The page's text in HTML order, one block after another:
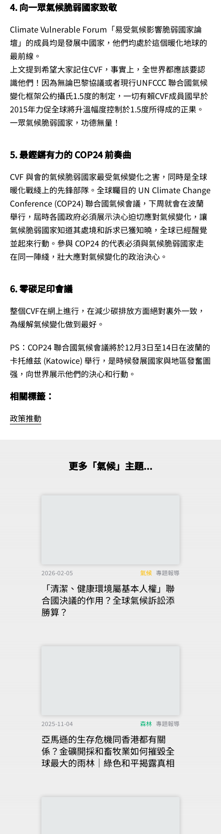
4. 向一眾氣候脆弱國家致敬
Climate Vulnerable Forum「易受氣候影響脆弱國家論
壇」的成員均是發展中國家，他們均處於這個暖化地球的
最前線。
上文提到希望大家記住CVF，事實上，全世界都應該要認
識他們！因為無論巴黎協議或者現行UNFCCC 聯合國氣候
變化框架公約攝氏1.5度的制定，一切有賴CVF成員國早於
2015年力促全球將升溫幅度控制於1.5度所得成的正果。
一眾氣候脆弱國家，功德無量！
5. 最鏗鏘有力的 COP24 前奏曲
CVF 與會的氣候脆弱國家最受氣候變化之害，同時是全球
暖化戰綫上的先鋒部隊。全球矚目的 UN Climate Change
Conference (COP24) 聯合國氣候會議，下周就會在波蘭
舉行，屆時各國政府必須展示決心迫切應對氣候變化，讓
氣候脆弱國家知道其處境和訴求已獲知曉，全球已經醒覺
並起來行動。參與 COP24 的代表必須與氣候脆弱國家走
在同一陣綫，壯大應對氣候變化的政治決心。
6. 零碳足印會議
整個CVF在網上進行，在減少碳排放方面絕對裏外一致，
為緩解氣候變化做到最好。
PS：COP24 聯合國氣候會議將於12月3日至14日在波蘭的
卡托維兹 (Katowice) 舉行，是時候發展國家與地區發奮圖
强，向世界展示他們的決心和行動。
相關標籤：
政策推動
更多「氣候」主題...
2026-02-05 氣候 專題報導
「清潔、健康環境屬基本人權」聯
合國決議的作用？全球氣候訴訟添
勝算？
2025-11-04 森林 專題報導
亞馬遜的生存危機同香港都有關
係？金礦開採和畜牧業如何摧毀全
球最大的雨林｜綠色和平揭露真相